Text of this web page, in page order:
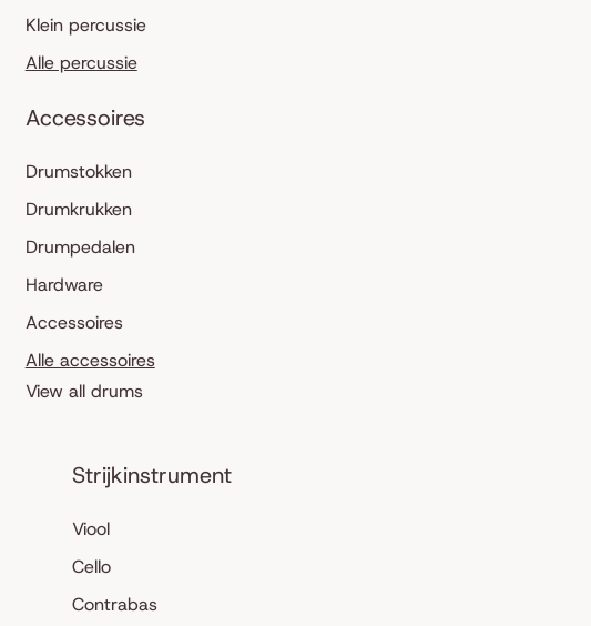
Klein percussie
Alle percussie
Accessoires
Drumstokken
Drumkrukken
Drumpedalen
Hardware
Accessoires
Alle accessoires
View all drums
Strijkinstrument
Viool
Cello
Contrabas